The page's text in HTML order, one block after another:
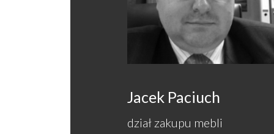
Jacek Paciuch
dział zakupu mebli